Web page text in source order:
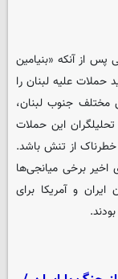
پس از آنکه «بنیامین
حملات علیه لبنان را
مختلف جنوب لبنان،
این حملات
خطرناک از تنش باشد.
برخی میانجی‌ها
و آمریکا برای